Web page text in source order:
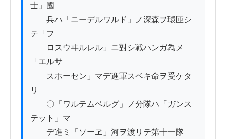
士」國
兵ハ「ニーデルワルド」ノ深森ヲ環匝シ
テ「フ
ロスウヰルレル」ニ對シ戦ハンガ為メ
「エルサ
スホーセン」マデ進軍スベキ命ヲ受ケタ
リ
〇「ワルテムベルグ」ノ分隊ハ「ガンス
テット」マ
デ進ミ「ソーヱ」河ヲ渡リテ第十一隊